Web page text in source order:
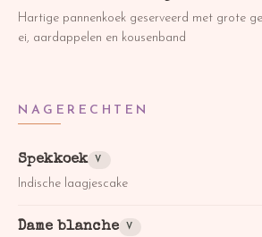
Hartige pannenkoek geserveerd met grote
ei, aardappelen en kousenband
NAGERECHTEN
Spekkoek V
Indische laagjescake
Dame blanche V